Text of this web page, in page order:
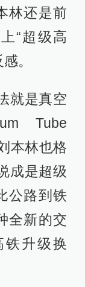
林还是前
“超级高
。
就是真空
Tube
本林也格
成是超级
公路到铁
全新的交
铁升级换